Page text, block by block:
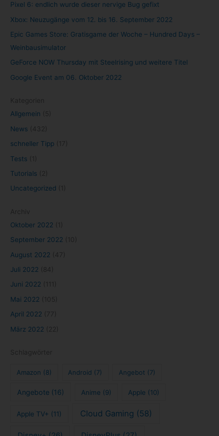
Pixel 6: endlich wurde dieser nervige Bug gefixt
Xbox: Neuzugänge vom 12. bis 16. September 2022
Epic Games Store: Gratisgame der Woche – Hundred Days –
Weinbausimulator
GeForce NOW Thursday mit Steelrising und weitere Titel
Google Event am 06. Oktober 2022
Allgemein
News
schneller Tipp
Tests
Tutorials
Uncategorized
Oktober 2022
September 2022
August 2022
Juli 2022
Juni 2022
Mai 2022
April 2022
März 2022
Amazon (8) Android (7) Angebot (7)
Angebote(16) Anime (9) Apple (10)
Apple TV+ (11) Cloud Gaming (58)